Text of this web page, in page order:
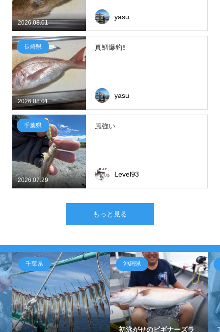
2026.08.01
yasu
2026.08.01
長崎県 真鯛爆釣‼
yasu
2026.07.29
千葉県 風強い
Level93
もっと見る
千葉県 沖縄県
初泳がせのビギナーズラ